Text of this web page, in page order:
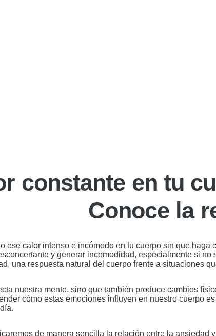
constante en tu
Conoce la
ese calor intenso e incómodo en tu cuerpo sin que
y generar incomodidad, especialmente si
una respuesta natural del cuerpo frente a situaciones
nuestra mente, sino que también produce cambios
cómo estas emociones influyen en nuestro cuerpo
de manera sencilla la relación entre la ansiedad